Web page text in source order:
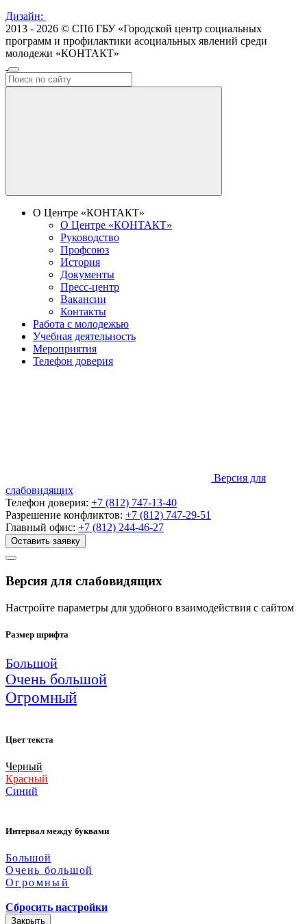
Дизайн:
2013 - 2026 © СПб ГБУ «Городской центр социальных
программ и профилактики асоциальных явлений среди
молодежи «КОНТАКТ»
О Центре «КОНТАКТ»
О Центре «КОНТАКТ»
Руководство
Профсоюз
История
Документы
Пресс-центр
Вакансии
Контакты
Работа с молодежью
Учебная деятельность
Мероприятия
Телефон доверия
Версия для
слабовидящих
Телефон доверия: +7 (812) 747-13-40
Разрешение конфликтов: +7 (812) 747-29-51
Главный офис: +7 (812) 244-46-27
Оставить заявку
Версия для слабовидящих
Настройте параметры для удобного взаимодействия с сайтом
Размер шрифта
Большой
Очень большой
Огромный
Цвет текста
Черный
Красный
Синий
Интервал между буквами
Большой
Очень большой
Огромный
Сбросить настройки
Закрыть